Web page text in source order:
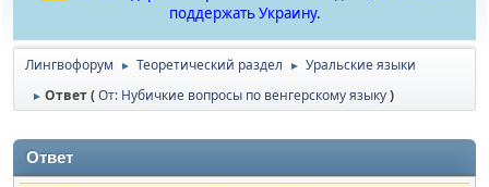
поддержать Украину.
Лингвофорум ► Теоретический раздел ► Уральские языки
► Ответ (От: Нубичкие вопросы по венгерскому языку)
Ответ